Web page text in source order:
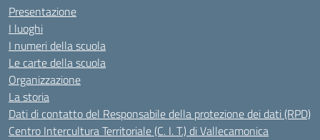
Presentazione
I luoghi
I numeri della scuola
Le carte della scuola
Organizzazione
La storia
Dati di contatto del Responsabile della protezione dei dati (RPD)
Centro Intercultura Territoriale (C. I. T.) di Vallecamonica